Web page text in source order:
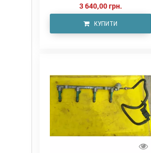
3 640,00 грн.
КУПИТИ